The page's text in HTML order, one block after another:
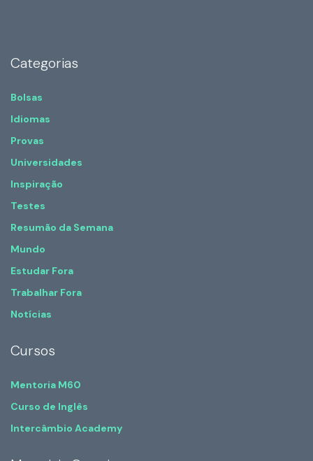
Categorias
Bolsas
Idiomas
Provas
Universidades
Inspiração
Testes
Resumão da Semana
Mundo
Estudar Fora
Trabalhar Fora
Notícias
Cursos
Mentoria M60
Curso de Inglês
Intercâmbio Academy